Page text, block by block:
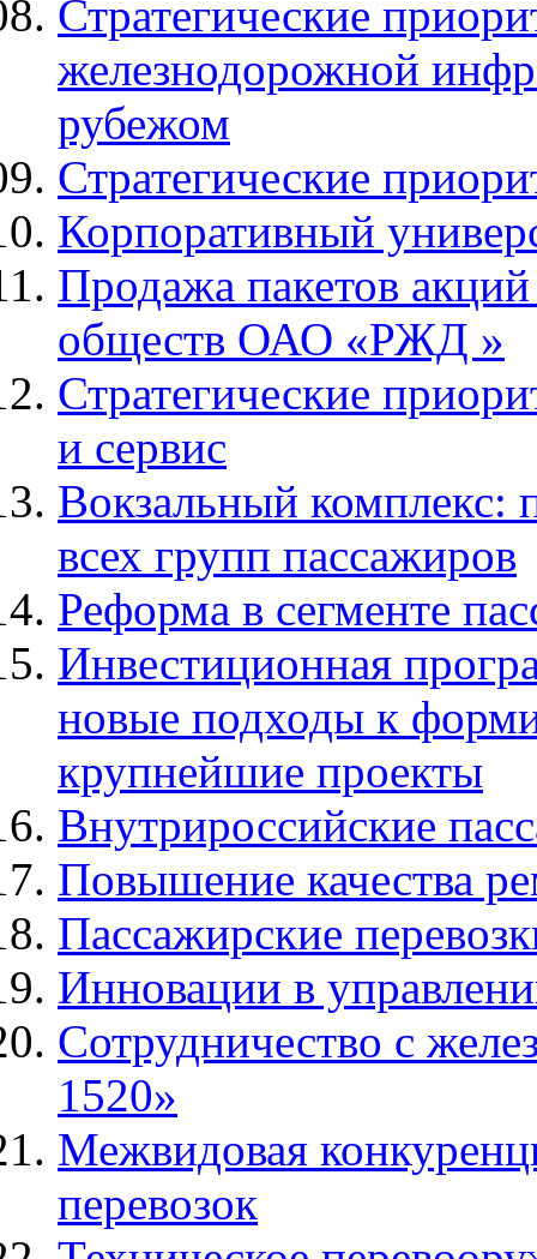
Стратегические
железнодорожной
рубежом
Стратегические
Корпоративный
Продажа пакетов
обществ ОАО «РЖД »
Стратегические
и сервис
Вокзальный комплекс:
всех групп пассажиров
Реформа в сегменте
Инвестиционная
новые подходы к
крупнейшие проекты
Внутрироссийские
Повышение качества
Пассажирские
Инновации в
Сотрудничество с
1520»
Межвидовая
перевозок